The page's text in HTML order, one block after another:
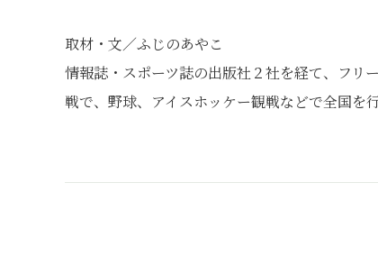
取材・文／ふじのあやこ
情報誌・スポーツ誌の出版社２社を経て、フリ
戦で、野球、アイスホッケー観戦などで全国を